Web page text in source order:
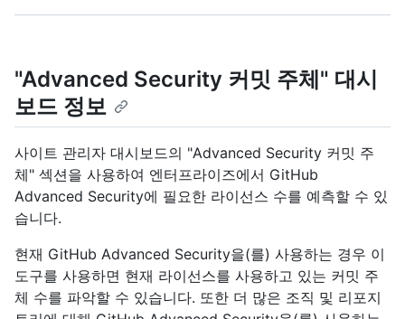
"Advanced Security 커밋 주체" 대시
보드 정보
사이트 관리자 대시보드의 "Advanced Security 커밋 주
체" 섹션을 사용하여 엔터프라이즈에서 GitHub
Advanced Security에 필요한 라이선스 수를 예측할 수 있
습니다.
현재 GitHub Advanced Security을(를) 사용하는 경우 이
도구를 사용하면 현재 라이선스를 사용하고 있는 커밋 주
체 수를 파악할 수 있습니다. 또한 더 많은 조직 및 리포지